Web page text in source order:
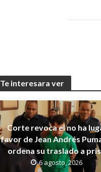
Te interesara ver
Corte revoca el no ha
favor de Jean Andrés
ordena su traslado a
6 agosto, 2026